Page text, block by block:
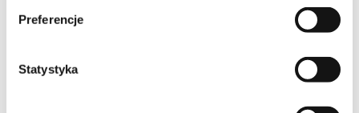
Preferencje
Statystyka
*******